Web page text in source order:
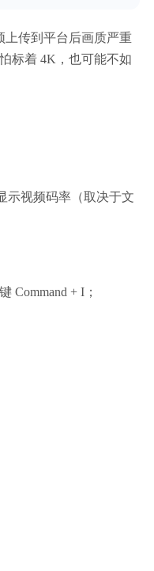
传到平台后画质严重
标着 4K，也可能不如
示视频码率（取决于文
Command + I；